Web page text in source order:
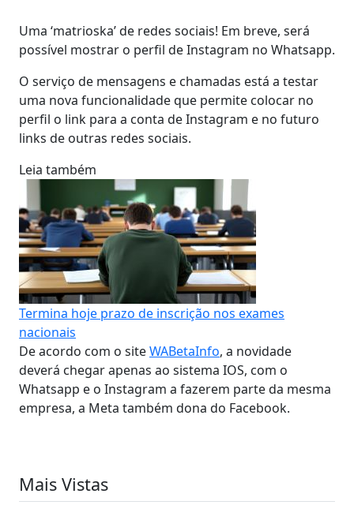
Uma ‘matrioska’ de redes sociais! Em breve, será
possível mostrar o perfil de Instagram no Whatsapp.
O serviço de mensagens e chamadas está a testar
uma nova funcionalidade que permite colocar no
perfil o link para a conta de Instagram e no futuro
links de outras redes sociais.
Leia também
Termina hoje prazo de inscrição nos exames
nacionais
De acordo com o siteWABetaInfo, a novidade
deverá chegar apenas ao sistema IOS, com o
Whatsapp e o Instagram a fazerem parte da mesma
empresa, a Meta também dona do Facebook.
Mais Vistas